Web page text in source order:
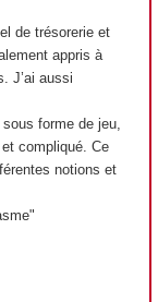
de trésorerie et
appris à
J’ai aussi
forme de jeu,
compliqué. Ce
notions et